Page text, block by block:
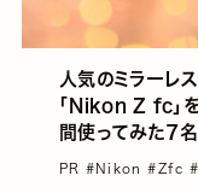
人気のミラーレス
「Nikon Z fc」
間使ってみた７
ルボイス
PR #Nikon#Zfc